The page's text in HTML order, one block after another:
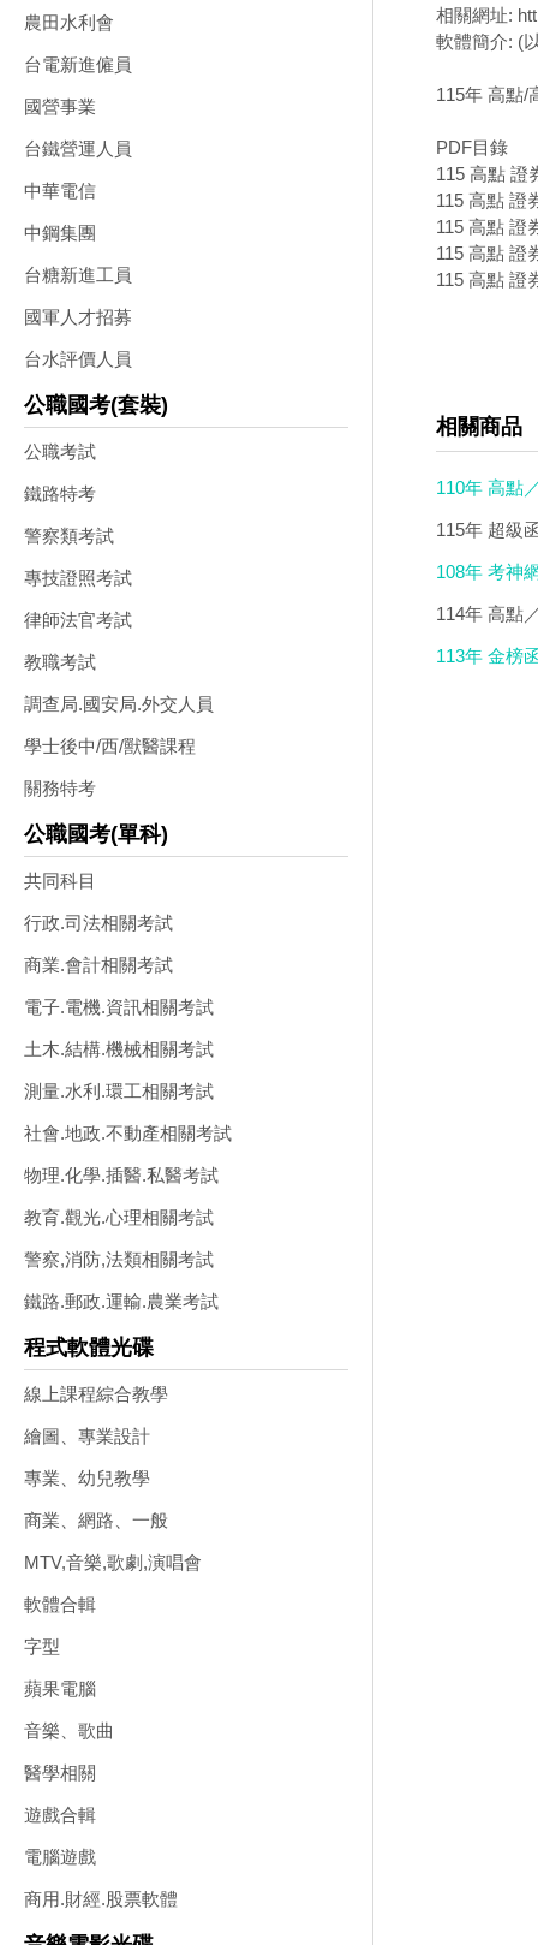
農田水利會
台電新進僱員
國營事業
台鐵營運人員
中華電信
中鋼集團
台糖新進工員
國軍人才招募
台水評價人員
公職國考(套裝)
公職考試
鐵路特考
警察類考試
專技證照考試
律師法官考試
教職考試
調查局.國安局.外交人員
學士後中/西/獸醫課程
關務特考
公職國考(單科)
共同科目
行政.司法相關考試
商業.會計相關考試
電子.電機.資訊相關考試
土木.結構.機械相關考試
測量.水利.環工相關考試
社會.地政.不動產相關考試
物理.化學.插醫.私醫考試
教育.觀光.心理相關考試
警察,消防,法類相關考試
鐵路.郵政.運輸.農業考試
程式軟體光碟
線上課程綜合教學
繪圖、專業設計
專業、幼兒教學
商業、網路、一般
MTV,音樂,歌劇,演唱會
軟體合輯
字型
蘋果電腦
音樂、歌曲
醫學相關
遊戲合輯
電腦遊戲
商用.財經.股票軟體
相關網址:
軟體簡介: (
115年 高點/
PDF目錄
115 高點 證
115 高點 證
115 高點 證
115 高點 證
115 高點 證
相關商品
110年 高點
115年 超級
行考試適用)
108年 考神
DVD)
114年 高點
113年 金榜